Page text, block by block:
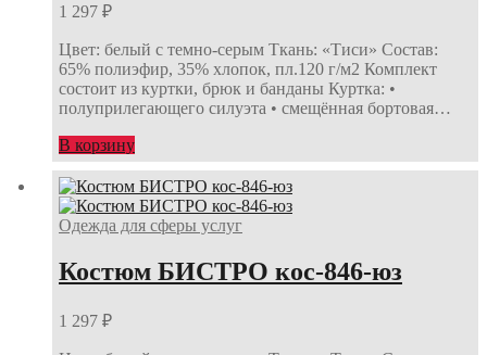
1 297 ₽
Цвет: белый с темно-серым Ткань: «Тиси» Состав:
65% полиэфир, 35% хлопок, пл.120 г/м2 Комплект
состоит из куртки, брюк и банданы Куртка: •
полуприлегающего силуэта • смещённая бортовая…
В корзину
Одежда для сферы услуг
Костюм БИСТРО кос-846-юз
1 297 ₽